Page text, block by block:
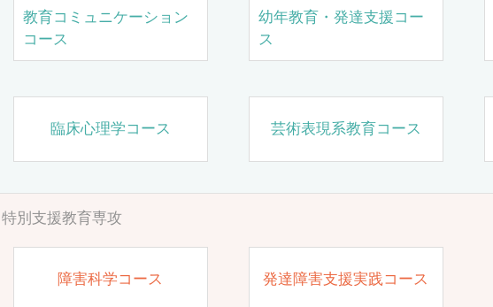
教育コミュニケーション
コース
幼年教育・発達支援コー
ス
臨床心理学コース 芸術表現系教育コース
特別支援教育専攻
障害科学コース 発達障害支援実践コース